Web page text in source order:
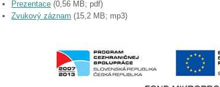
Prezentace (0,56 MB; pdf)
Zvukový záznam (15,2 MB; mp3)